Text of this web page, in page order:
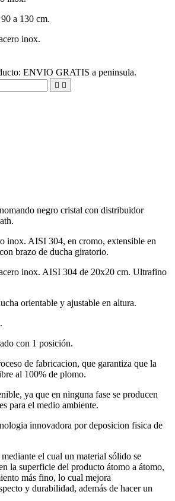
a 130 cm.
inox.
ENVIO GRATIS a peninsula.
 
negro cristal con distribuidor
inox. AISI 304, en cromo, extensible en
brazo de ducha giratorio.
inox. AISI 304 de 20x20 cm. Ultrafino
orientable y ajustable en altura.
con 1 posición.
de fabricacion, que garantiza que la
al 100% de plomo.
ya que en ninguna fase se producen
para el medio ambiente.
innovadora por deposicion fisica de
el cual un material sólido se
la superficie del producto átomo a átomo,
más fino, lo cual mejora
y durabilidad, además de hacer un